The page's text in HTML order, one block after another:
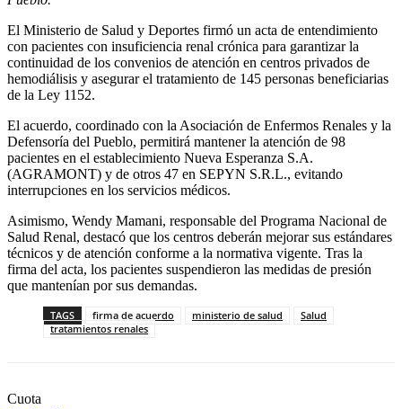
El Ministerio de Salud y Deportes firmó un acta de entendimiento
con pacientes con insuficiencia renal crónica para garantizar la
continuidad de los convenios de atención en centros privados de
hemodiálisis y asegurar el tratamiento de 145 personas beneficiarias
de la Ley 1152.
El acuerdo, coordinado con la Asociación de Enfermos Renales y la
Defensoría del Pueblo, permitirá mantener la atención de 98
pacientes en el establecimiento Nueva Esperanza S.A.
(AGRAMONT) y de otros 47 en SEPYN S.R.L., evitando
interrupciones en los servicios médicos.
Asimismo, Wendy Mamani, responsable del Programa Nacional de
Salud Renal, destacó que los centros deberán mejorar sus estándares
técnicos y de atención conforme a la normativa vigente. Tras la
firma del acta, los pacientes suspendieron las medidas de presión
que mantenían por sus demandas.
TAGS firma de acuerdo ministerio de salud
Salud
tratamientos renales
Cuota